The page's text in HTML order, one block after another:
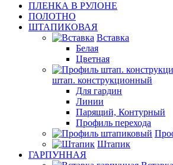
ПЛЕНКА В РУЛОНЕ
ПОЛОТНО
ШТАПИКОВАЯ
Вставка
Белая
Цветная
штап. конструкционный
Для гардин
Линии
Парящий, Контурный
Профиль перехода
Штапик
ГАРПУННАЯ